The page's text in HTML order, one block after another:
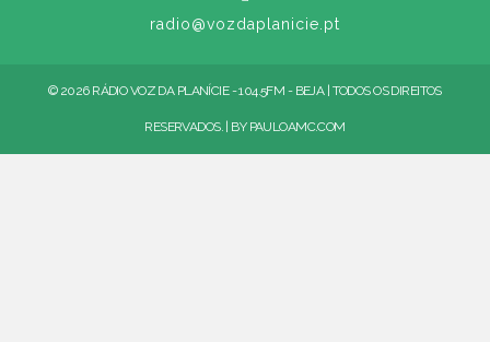
radio@vozdaplanicie.pt
© 2026 RÁDIO VOZ DA PLANÍCIE - 104.5FM - BEJA | TODOS OS DIREITOS
RESERVADOS. | BY PAULOAMC.COM